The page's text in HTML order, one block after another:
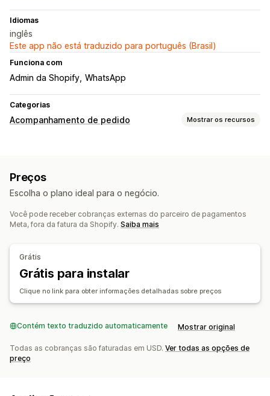
Idiomas
inglês
Este app não está traduzido para português (Brasil)
Funciona com
Admin da Shopify WhatsApp
Categorias
Acompanhamento de pedido Mostrar os recursos
Automações
Preços
Escolha o plano ideal para o negócio.
Você pode receber cobranças externas do parceiro de pagamentos
Meta, fora da fatura da Shopify. Saiba mais
Grátis
Grátis para instalar
Clique no link para obter informações detalhadas sobre preços
Contém texto traduzido automaticamente Mostrar original
Todas as cobranças são faturadas em USD. Ver todas as opções de
preço